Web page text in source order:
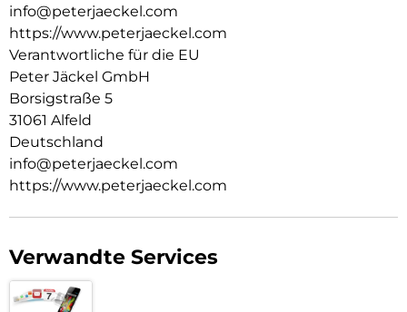
info@peterjaeckel.com
https://www.peterjaeckel.com
Verantwortliche für die EU
Peter Jäckel GmbH
Borsigstraße 5
31061 Alfeld
Deutschland
info@peterjaeckel.com
https://www.peterjaeckel.com
Verwandte Services